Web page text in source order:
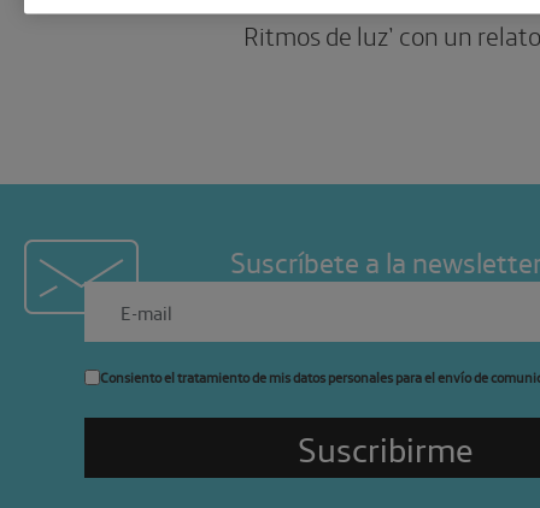
Ritmos de luz’ con un
Suscríbete a la
Consiento el tratamiento de mis datos personales para el envío de